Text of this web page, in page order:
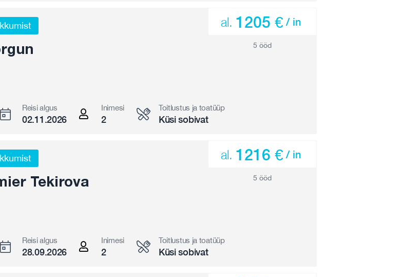
al. 1205 € / in
5 ööd
Reisi algus
02.11.2026
Inimesi
2
Toitlustus ja toatüüp
Küsi sobivat
Tekirova
al. 1216 € / in
5 ööd
Reisi algus
28.09.2026
Inimesi
2
Toitlustus ja toatüüp
Küsi sobivat